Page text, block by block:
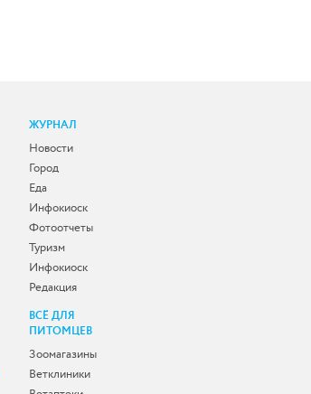
ЖУРНАЛ
Новости
Город
Еда
Инфокиоск
Фотоотчеты
Туризм
Инфокиоск
Редакция
ВСЁ ДЛЯ
ПИТОМЦЕВ
Зоомагазины
Ветклиники